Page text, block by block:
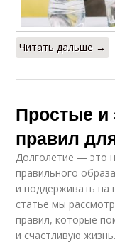
Читать дальше →
Простые
правил
Долголетие — это
правильного
и поддерживать на
статье мы
правил, которые
и счастливую жизнь.